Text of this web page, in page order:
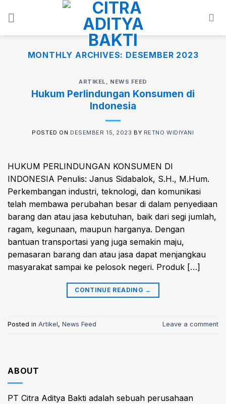
MONTHLY ARCHIVES: DESEMBER 2023
ARTIKEL, NEWS FEED
Hukum Perlindungan Konsumen di
Indonesia
POSTED ON DESEMBER 15, 2023 BY RETNO WIDIYANI
HUKUM PERLINDUNGAN KONSUMEN DI
INDONESIA Penulis: Janus Sidabalok, S.H., M.Hum.
Perkembangan industri, teknologi, dan komunikasi
telah membawa perubahan besar di dalam penyediaan
barang dan atau jasa kebutuhan, baik dari segi jumlah,
ragam, kegunaan, maupun harganya. Dengan
bantuan transportasi yang juga semakin maju,
pemasaran barang dan atau jasa dapat menjangkau
masyarakat sampai ke pelosok negeri. Produk […]
CONTINUE READING →
Posted in Artikel, News Feed Leave a comment
ABOUT
PT Citra Aditya Bakti adalah sebuah perusahaan